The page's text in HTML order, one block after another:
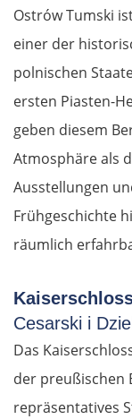
Ostrów Tumski
einer der
polnischen
ersten Piasten-
geben diesem
Atmosphäre als
Ausstellungen
Frühgeschichte
räumlich
Cesarski i
Das
der preußischen
repräsentatives